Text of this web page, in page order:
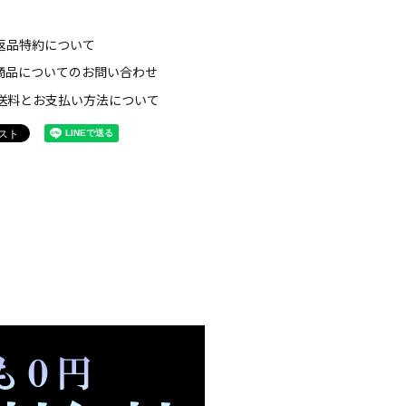
品特約について
品についてのお問い合わせ
料とお支払い方法について